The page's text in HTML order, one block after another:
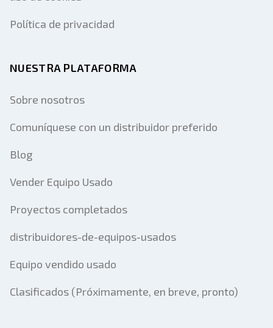
Política de privacidad
NUESTRA PLATAFORMA
Sobre nosotros
Comuníquese con un distribuidor preferido
Blog
Vender Equipo Usado
Proyectos completados
distribuidores-de-equipos-usados
Equipo vendido usado
Clasificados (Próximamente, en breve, pronto)